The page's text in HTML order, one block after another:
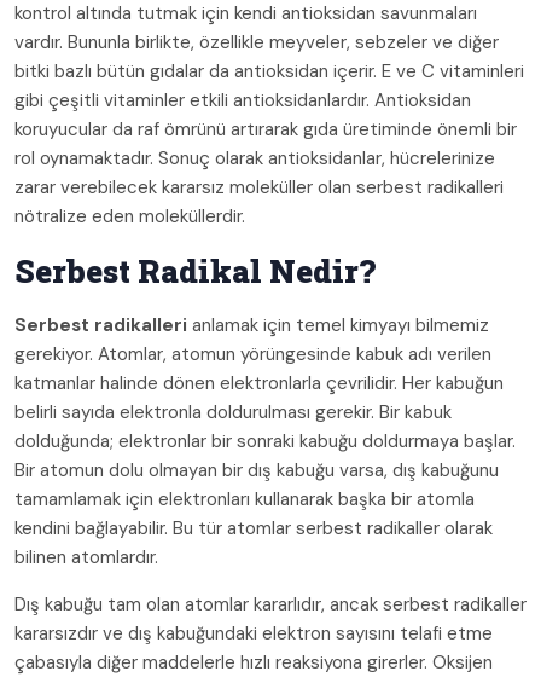
kontrol altında tutmak için kendi antioksidan savunmaları
vardır. Bununla birlikte, özellikle meyveler, sebzeler ve diğer
bitki bazlı bütün gıdalar da antioksidan içerir. E ve C vitaminleri
gibi çeşitli vitaminler etkili antioksidanlardır. Antioksidan
koruyucular da raf ömrünü artırarak gıda üretiminde önemli bir
rol oynamaktadır. Sonuç olarak antioksidanlar, hücrelerinize
zarar verebilecek kararsız moleküller olan serbest radikalleri
nötralize eden moleküllerdir.
Serbest Radikal Nedir?
Serbest radikalleri anlamak için temel kimyayı bilmemiz
gerekiyor. Atomlar, atomun yörüngesinde kabuk adı verilen
katmanlar halinde dönen elektronlarla çevrilidir. Her kabuğun
belirli sayıda elektronla doldurulması gerekir. Bir kabuk
dolduğunda; elektronlar bir sonraki kabuğu doldurmaya başlar.
Bir atomun dolu olmayan bir dış kabuğu varsa, dış kabuğunu
tamamlamak için elektronları kullanarak başka bir atomla
kendini bağlayabilir. Bu tür atomlar serbest radikaller olarak
bilinen atomlardır.
Dış kabuğu tam olan atomlar kararlıdır, ancak serbest radikaller
kararsızdır ve dış kabuğundaki elektron sayısını telafi etme
çabasıyla diğer maddelerle hızlı reaksiyona girerler. Oksijen